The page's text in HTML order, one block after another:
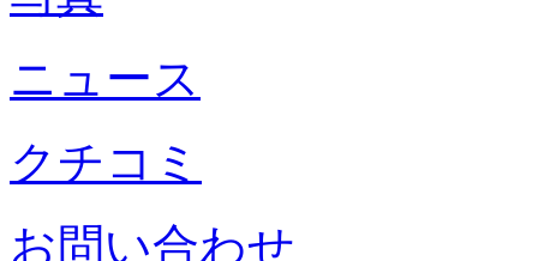
ニュース
クチコミ
お問い合わせ